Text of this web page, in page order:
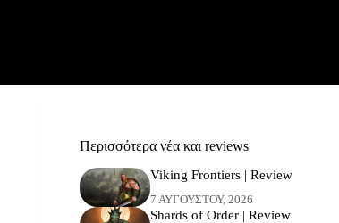
Περισσότερα νέα και reviews
Viking Frontiers | Review
7 ΑΥΓΟΎΣΤΟΥ, 2026
Shards of Order | Review